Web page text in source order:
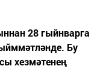
28 гыйнварга
Бу
хезмәтенең